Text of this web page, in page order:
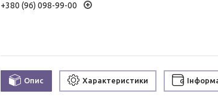
+380 (96) 098-99-00
Опис Характеристики